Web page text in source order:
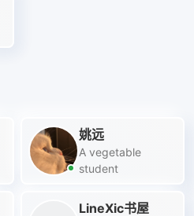
姚远
A vegetable
student
LineXic书屋